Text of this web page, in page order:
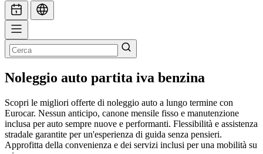
Noleggio auto partita iva benzina
Scopri le migliori offerte di noleggio auto a lungo termine con
Eurocar. Nessun anticipo, canone mensile fisso e manutenzione
inclusa per auto sempre nuove e performanti. Flessibilità e assistenza
stradale garantite per un'esperienza di guida senza pensieri.
Approfitta della convenienza e dei servizi inclusi per una mobilità su